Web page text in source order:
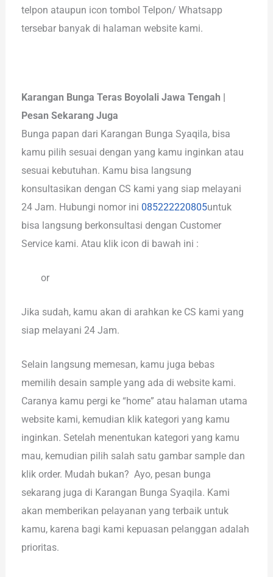
telpon ataupun icon tombol Telpon/ Whatsapp
tersebar banyak di halaman website kami.
Karangan Bunga Teras Boyolali Jawa Tengah |
Pesan Sekarang Juga
Bunga papan dari Karangan Bunga Syaqila, bisa
kamu pilih sesuai dengan yang kamu inginkan atau
sesuai kebutuhan. Kamu bisa langsung
konsultasikan dengan CS kami yang siap melayani
24 Jam. Hubungi nomor ini 085222220805untuk
bisa langsung berkonsultasi dengan Customer
Service kami. Atau klik icon di bawah ini :
or
Jika sudah, kamu akan di arahkan ke CS kami yang
siap melayani 24 Jam.
Selain langsung memesan, kamu juga bebas
memilih desain sample yang ada di website kami.
Caranya kamu pergi ke “home” atau halaman utama
website kami, kemudian klik kategori yang kamu
inginkan. Setelah menentukan kategori yang kamu
mau, kemudian pilih salah satu gambar sample dan
klik order. Mudah bukan? Ayo, pesan bunga
sekarang juga di Karangan Bunga Syaqila. Kami
akan memberikan pelayanan yang terbaik untuk
kamu, karena bagi kami kepuasan pelanggan adalah
prioritas.